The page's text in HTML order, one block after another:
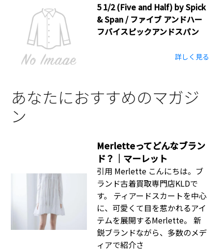
5 1/2 (Five and Half) by Spick
& Span / ファイブ アンドハー
フバイスピックアンドスパン
詳しく見る
あなたにおすすめのマガジ
ン
Merletteってどんなブラン
ド？｜マーレット
引用 Merlette こんにちは。ブ
ランド古着買取専門店KLDで
す。 ティアードスカートを中心
に、可愛くて目を惹かれるアイ
テムを展開するMerlette。 新
鋭ブランドながら、多数のメデ
ィアで紹介さ